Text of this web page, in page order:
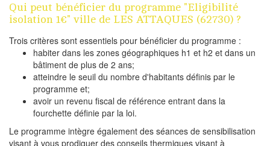
Qui peut bénéficier du programme "Eligibilité
isolation 1€" ville de LES ATTAQUES (62730) ?
Trois critères sont essentiels pour bénéficier du programme :
habiter dans les zones géographiques h1 et h2 et dans un
bâtiment de plus de 2 ans;
atteindre le seuil du nombre d'habitants définis par le
programme et;
avoir un revenu fiscal de référence entrant dans la
fourchette définie par la loi.
Le programme intègre également des séances de sensibilisation
visant à vous prodiguer des conseils thermiques visant à